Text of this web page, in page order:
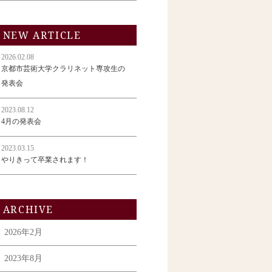
NEW ARTICLE
2026.02.08
京都市芸術大学クラリネット専攻生の
発表会
2023.08.12
4月の発表会
2023.03.15
やりきって卒業されます！
ARCHIVE
2026年2月
2023年8月